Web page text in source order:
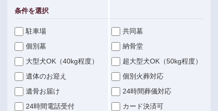
条件を選択
駐車場
共同墓
個別墓
納骨堂
大型犬OK（40kg程度）
超大型犬OK（50kg程度）
遺体のお迎え
個別火葬対応
遺骨お届け
24時間葬儀対応
24時間電話受付
カード決済可